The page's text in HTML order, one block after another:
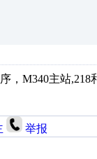
，M340主站,218
举报